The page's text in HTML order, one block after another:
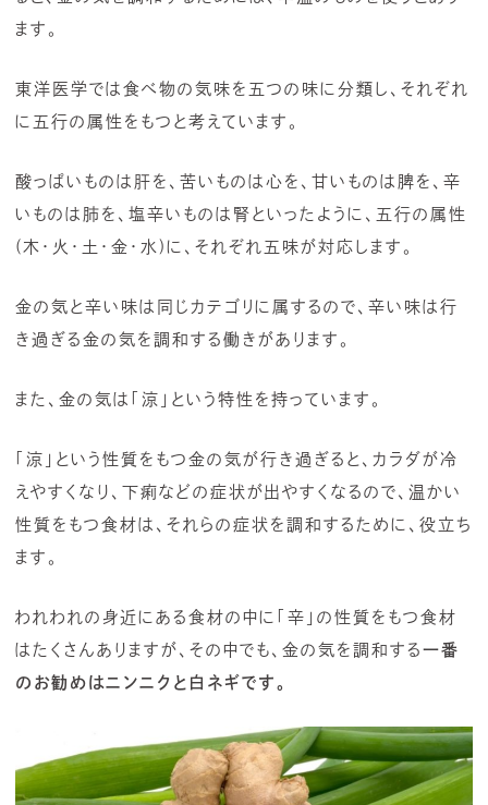
ます。
東洋医学では食べ物の気味を五つの味に分類し、それぞれ
に五行の属性をもつと考えています。
酸っぱいものは肝を、苦いものは心を、甘いものは脾を、辛
いものは肺を、塩辛いものは腎といったように、五行の属性
(木・火・土・金・水)に、それぞれ五味が対応します。
金の気と辛い味は同じカテゴリに属するので、辛い味は行
き過ぎる金の気を調和する働きがあります。
また、金の気は「涼」という特性を持っています。
「涼」という性質をもつ金の気が行き過ぎると、カラダが冷
えやすくなり、下痢などの症状が出やすくなるので、温かい
性質をもつ食材は、それらの症状を調和するために、役立ち
ます。
われわれの身近にある食材の中に「辛」の性質をもつ食材
はたくさんありますが、その中でも、金の気を調和する 一番
のお勧めはニンニクと白ネギです。